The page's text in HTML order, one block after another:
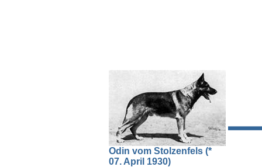
Odin vom Stolzenfels (*
07. April 1930)